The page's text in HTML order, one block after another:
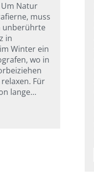
Natur
muss
unberührte
in
Winter ein
wo in
Für
lange…